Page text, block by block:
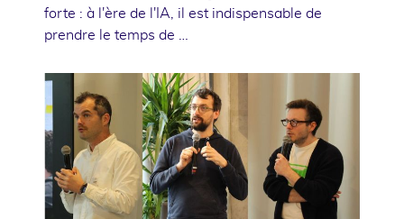
forte : à l'ère de l'IA, il est indispensable de
prendre le temps de …